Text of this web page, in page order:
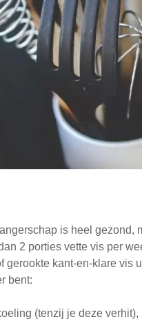
is heel gezond,
2 porties vette vis per
gerookte kant-en-klare vis
bent:
(tenzij je deze